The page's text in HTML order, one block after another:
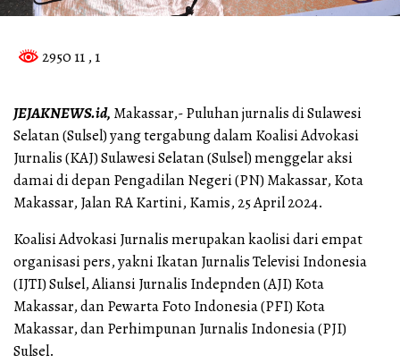
2950 11 , 1
JEJAKNEWS.id, Makassar,- Puluhan jurnalis di Sulawesi
Selatan (Sulsel) yang tergabung dalam Koalisi Advokasi
Jurnalis (KAJ) Sulawesi Selatan (Sulsel) menggelar aksi
damai di depan Pengadilan Negeri (PN) Makassar, Kota
Makassar, Jalan RA Kartini, Kamis, 25 April 2024.
Koalisi Advokasi Jurnalis merupakan kaolisi dari empat
organisasi pers, yakni Ikatan Jurnalis Televisi Indonesia
(IJTI) Sulsel, Aliansi Jurnalis Indepnden (AJI) Kota
Makassar, dan Pewarta Foto Indonesia (PFI) Kota
Makassar, dan Perhimpunan Jurnalis Indonesia (PJI)
Sulsel.